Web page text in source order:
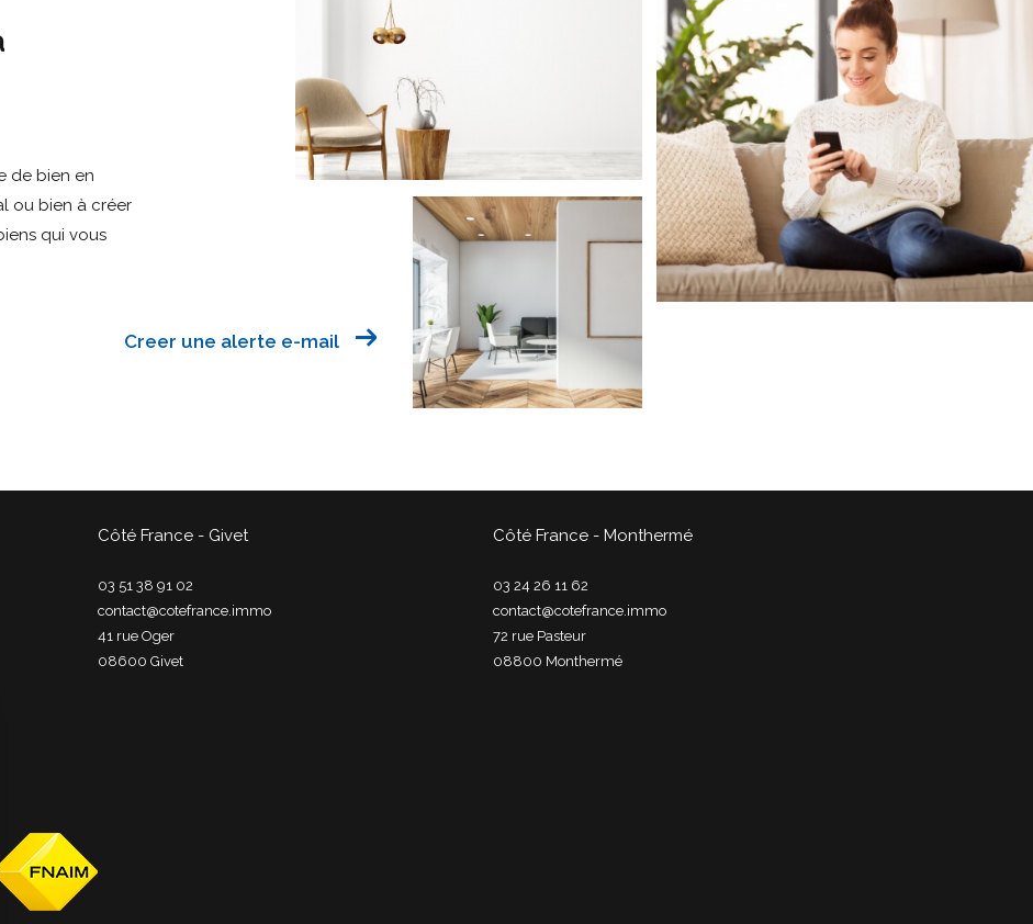
de bien en
ou bien à créer
qui vous
Creer une alerte e-mail
Côté France - Givet
03 51 38 91 02
contact@cotefrance.immo
41 rue Oger
08600
givet
Côté France - Monthermé
03 24 26 11 62
contact@cotefrance.immo
72 rue Pasteur
08800
monthermé